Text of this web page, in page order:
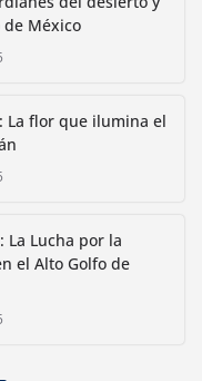
México
La flor que ilumina el
La Lucha por la
el Alto Golfo de